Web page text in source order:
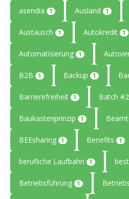
asendia 1 Ausland 1
Austausch 1 Autokredit 1
Automatisierung 1
B2B 1 Backup 1
Barrierefreiheit 1 Batch
Baukastenprinzip 1
BEEsharing 1 Benefits 1
berufliche Laufbahn 1
Betriebsführung 1